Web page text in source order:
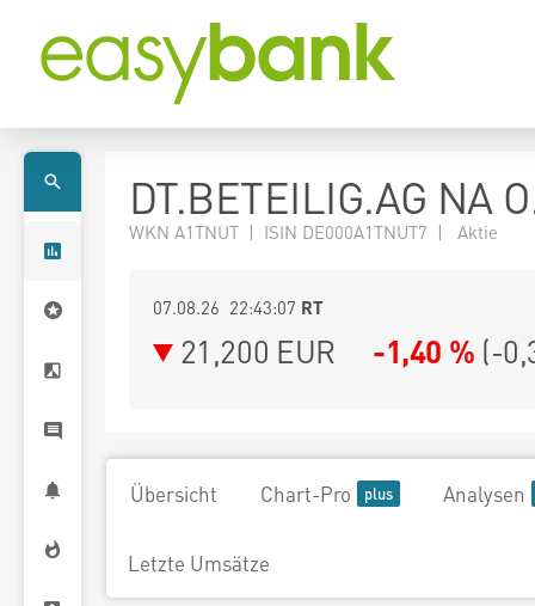
DT.BETEILIG.AG NA
WKN A1TNUT | ISIN DE000A1TNUT7 | Aktie
07.08.26 22:43:07 RT
21,200 EUR -1,40 % (-
Übersicht Chart-Pro Analysen
Letzte Umsätze